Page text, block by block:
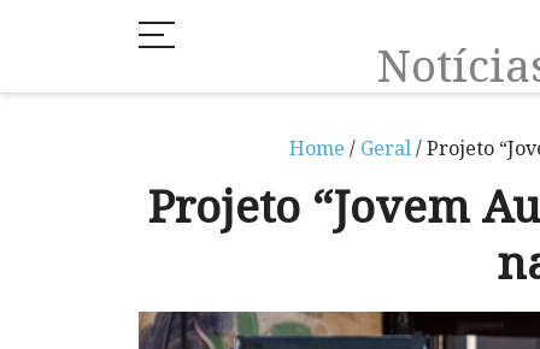
Home / Geral/ Projeto
Projeto “Jovem